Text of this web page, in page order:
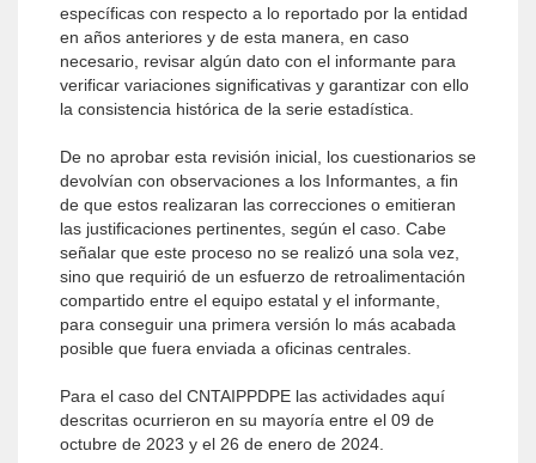
específicas con respecto a lo reportado por la entidad
en años anteriores y de esta manera, en caso
necesario, revisar algún dato con el informante para
verificar variaciones significativas y garantizar con ello
la consistencia histórica de la serie estadística.
De no aprobar esta revisión inicial, los cuestionarios se
devolvían con observaciones a los Informantes, a fin
de que estos realizaran las correcciones o emitieran
las justificaciones pertinentes, según el caso. Cabe
señalar que este proceso no se realizó una sola vez,
sino que requirió de un esfuerzo de retroalimentación
compartido entre el equipo estatal y el informante,
para conseguir una primera versión lo más acabada
posible que fuera enviada a oficinas centrales.
Para el caso del CNTAIPPDPE las actividades aquí
descritas ocurrieron en su mayoría entre el 09 de
octubre de 2023 y el 26 de enero de 2024.